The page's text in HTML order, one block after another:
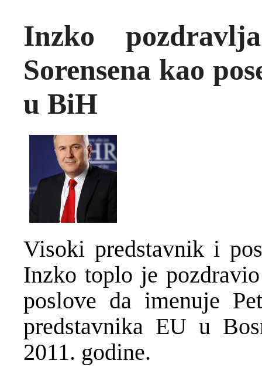
Inzko
Sorensena kao
u BiH
Visoki predstavnik i
Inzko toplo je
poslove da imenuje
predstavnika EU u
2011. godine.